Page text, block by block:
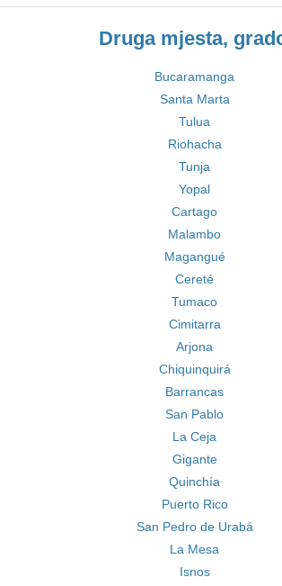
Druga mjesta,
Bucaramanga
Santa Marta
Tulua
Riohacha
Tunja
Yopal
Cartago
Malambo
Magangué
Cereté
Tumaco
Cimitarra
Arjona
Chiquinquirá
Barrancas
San Pablo
La Ceja
Gigante
Quinchía
Puerto Rico
San Pedro de Urabá
La Mesa
Isnos